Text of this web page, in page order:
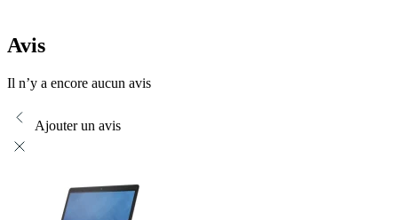
Avis
Il n’y a encore aucun avis
Ajouter un avis